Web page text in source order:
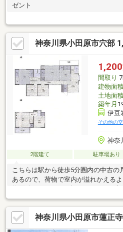
ゼント
神奈川県小田原市穴部
1,200
間取り
建物面
土地面
築年月
伊豆
その他の
神奈
2階建て 駐車場あり
こちらは駅から徒歩5分圏内の中古の
あるので、荷物で室内が溢れかえる
か。不動産の購入は、
神奈川県小田原市蓮正